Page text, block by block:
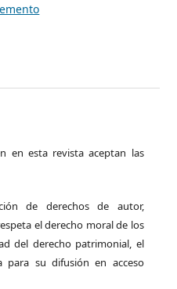
en esta revista aceptan las
de derechos de autor,
el derecho moral de los
del derecho patrimonial, el
para su difusión en acceso